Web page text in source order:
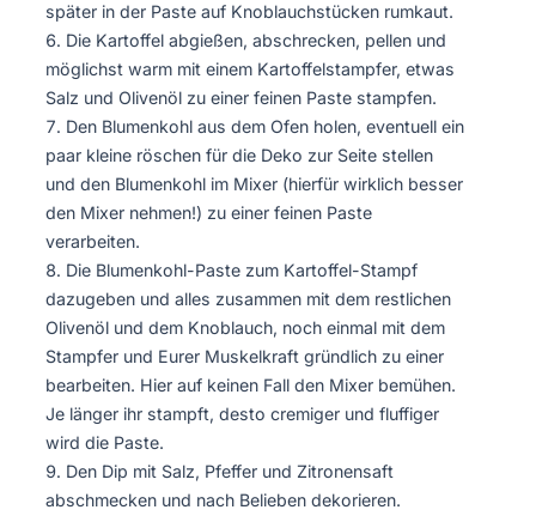
später in der Paste auf Knoblauchstücken rumkaut.
Die Kartoffel abgießen, abschrecken, pellen und
möglichst warm mit einem Kartoffelstampfer, etwas
Salz und Olivenöl zu einer feinen Paste stampfen.
Den Blumenkohl aus dem Ofen holen, eventuell ein
paar kleine röschen für die Deko zur Seite stellen
und den Blumenkohl im Mixer (hierfür wirklich besser
den Mixer nehmen!) zu einer feinen Paste
verarbeiten.
Die Blumenkohl-Paste zum Kartoffel-Stampf
dazugeben und alles zusammen mit dem restlichen
Olivenöl und dem Knoblauch, noch einmal mit dem
Stampfer und Eurer Muskelkraft gründlich zu einer
bearbeiten. Hier auf keinen Fall den Mixer bemühen.
Je länger ihr stampft, desto cremiger und fluffiger
wird die Paste.
Den Dip mit Salz, Pfeffer und Zitronensaft
abschmecken und nach Belieben dekorieren.